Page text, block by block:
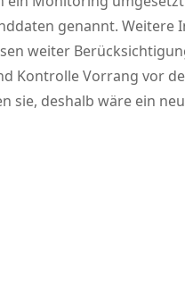
genannt. Weitere
weiter
Kontrolle Vorrang vor
sie, deshalb wäre ein